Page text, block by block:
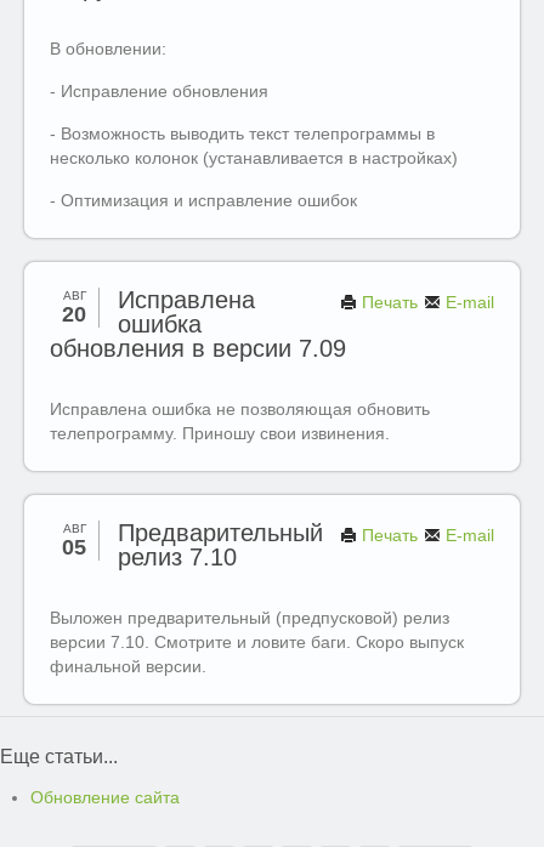
В обновлении:
- Исправление обновления
- Возможность выводить текст телепрограммы в
несколько колонок (устанавливается в настройках)
- Оптимизация и исправление ошибок
E-mail
Печать
АВГ
20
Исправлена
ошибка
обновления в версии 7.09
Исправлена ошибка не позволяющая обновить
телепрограмму. Приношу свои извинения.
E-mail
Печать
АВГ
05
Предварительный
релиз 7.10
Выложен предварительный (предпусковой) релиз
версии 7.10. Смотрите и ловите баги. Скоро выпуск
финальной версии.
Еще статьи...
Обновление сайта